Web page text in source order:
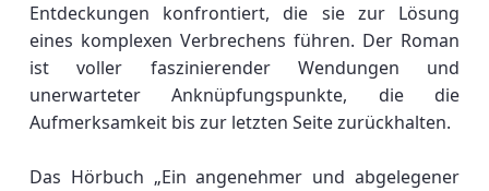
Entdeckungen konfrontiert, die sie zur Lösung
eines komplexen Verbrechens führen. Der Roman
ist voller faszinierender Wendungen und
unerwarteter Anknüpfungspunkte, die die
Aufmerksamkeit bis zur letzten Seite zurückhalten.
Das Hörbuch „Ein angenehmer und abgelegener